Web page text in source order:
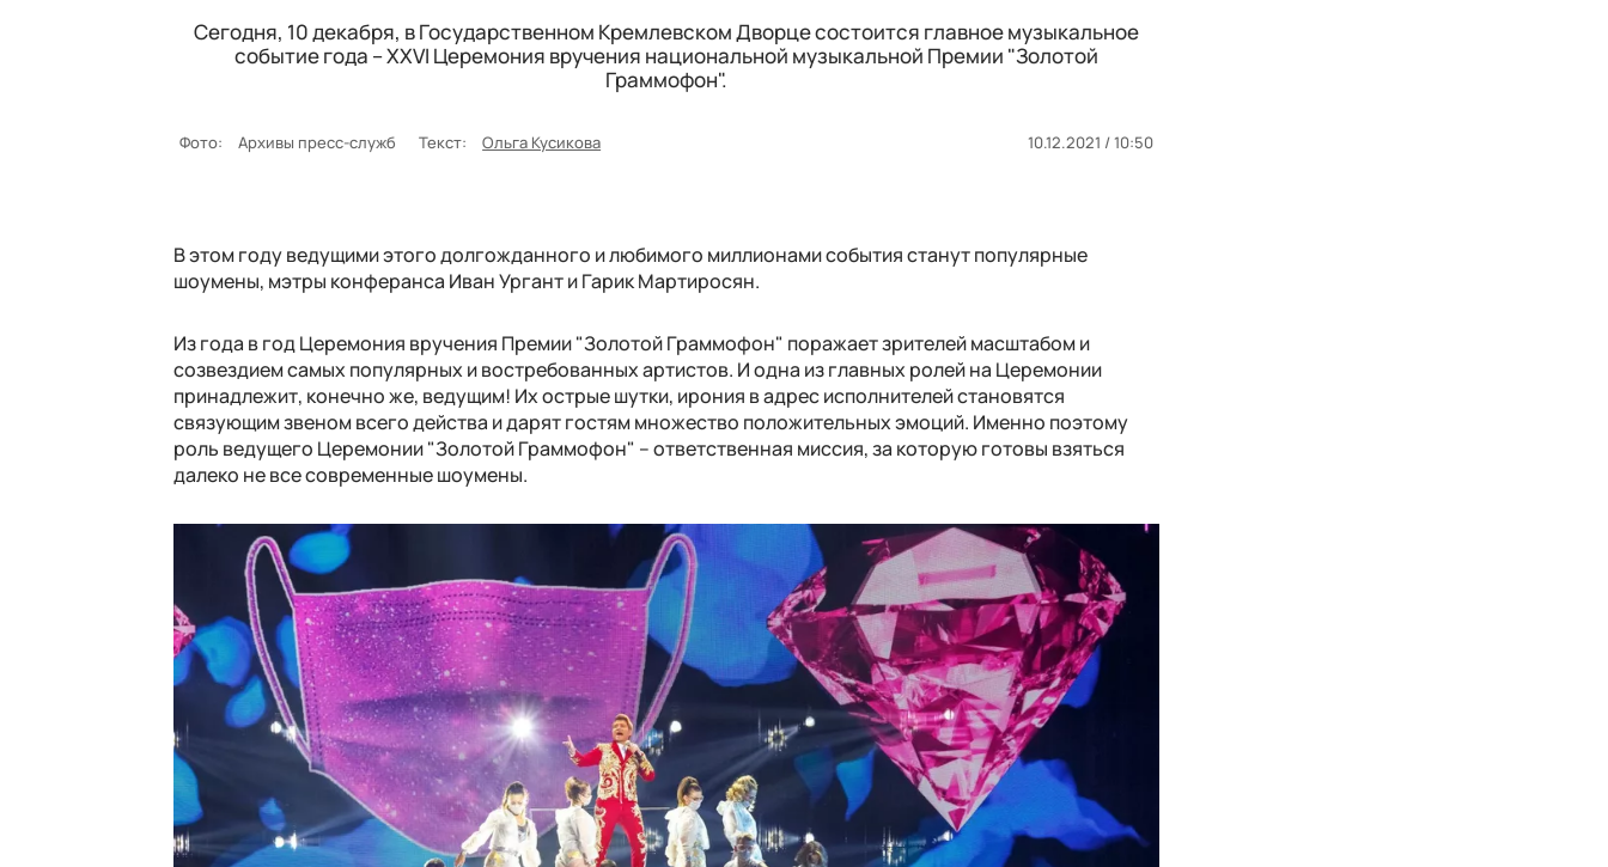
Сегодня, 10 декабря, в Государственном Кремлевском Дворце состоится главное музыкальное
событие года – XXVI Церемония вручения национальной музыкальной Премии "Золотой
Граммофон".
Фото: Архивы пресс-служб Текст: Ольга Кусикова 10.12.2021 / 10:50
В этом году ведущими этого долгожданного и любимого миллионами события станут популярные
шоумены, мэтры конферанса Иван Ургант и Гарик Мартиросян.
Из года в год Церемония вручения Премии "Золотой Граммофон" поражает зрителей масштабом и
созвездием самых популярных и востребованных артистов. И одна из главных ролей на Церемонии
принадлежит, конечно же, ведущим! Их острые шутки, ирония в адрес исполнителей становятся
связующим звеном всего действа и дарят гостям множество положительных эмоций. Именно поэтому
роль ведущего Церемонии "Золотой Граммофон" – ответственная миссия, за которую готовы взяться
далеко не все современные шоумены.